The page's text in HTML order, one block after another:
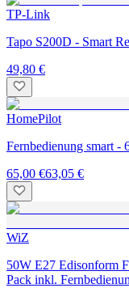
TP-Link
Tapo S200D - Smart
49,80 €
HomePilot
Fernbedienung smart -
65,00 €63,05 €
WiZ
50W E27 Edisonform
Pack inkl.